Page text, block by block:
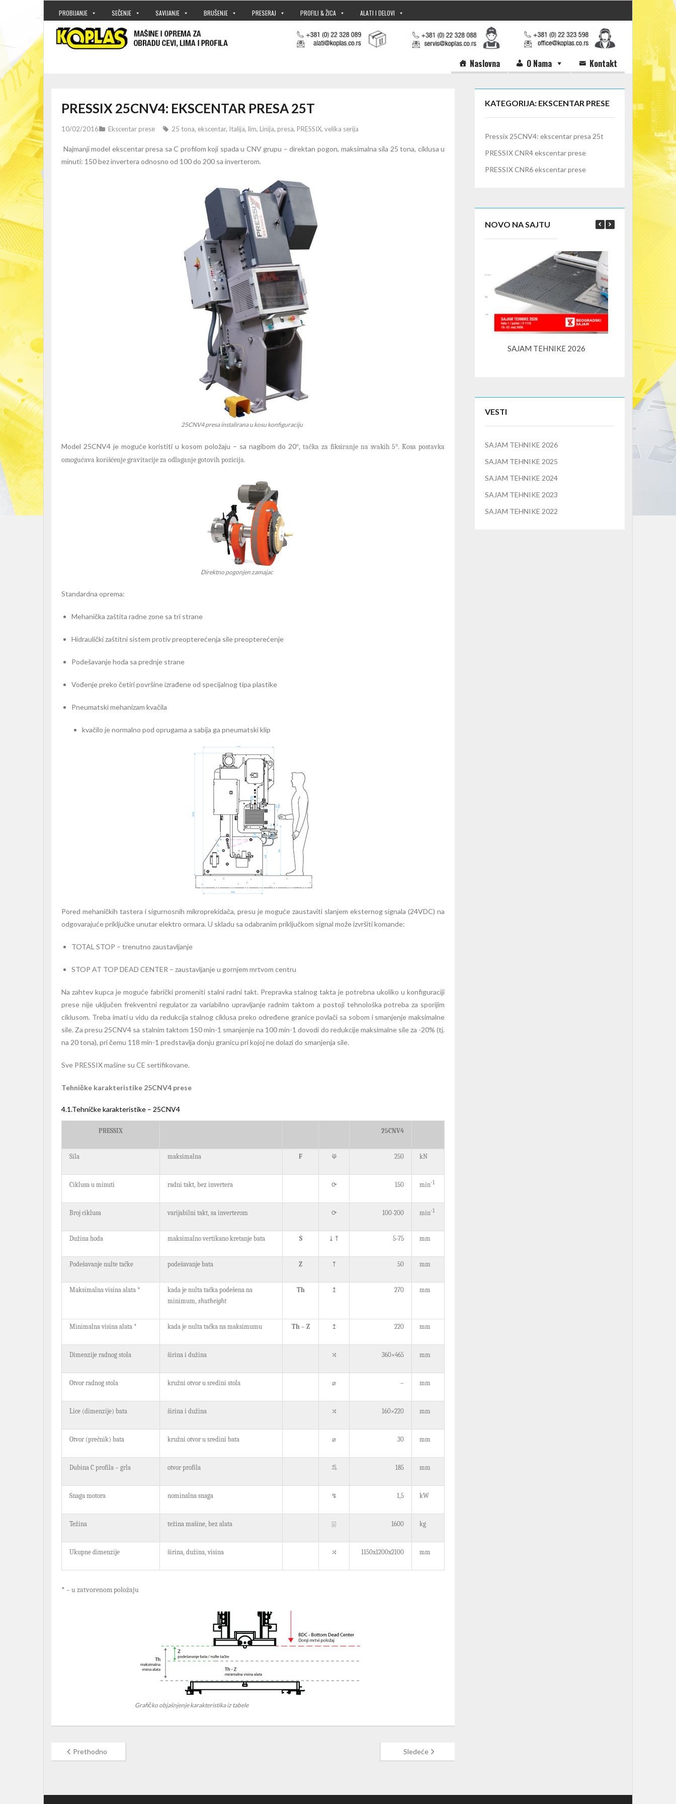
PROBIJANJE SEČENJE SAVIJANJE BRUŠENJE PRESERAJ PROFILI & ŽICA ALATI I DELOVI
Naslovna O Nama Kontakt
PRESSIX 25CNV4: EKSCENTAR PRESA 25T
10/02/2016 Ekscentar prese 25 tona, ekscentar, Italija, lim, Linija, presa, PRESSIX, velika serija
Najmanji model ekscentar presa sa C profilom koji spada u CNV grupu – direktan pogon, maksimalna sila 25 tona, ciklusa u
minuti: 150 bez invertera odnosno od 100 do 200 sa inverterom.
25CNV4 presa instalirana u kosu konfiguraciju
Model 25CNV4 je moguće koristiti u kosom položaju – sa nagibom do 20°,tačka za fiksiranje na svakih 5°. Kosa postavka
omogućava korišćenje gravitacije za odlaganje gotovih pozicija.
Direktno pogonjen zamajac
Standardna oprema:
Mehanička zaštita radne zone sa tri strane
Hidraulički zaštitni sistem protiv preopterećenja silepreopterećenje
Podešavanje hoda sa prednje strane
Vođenje preko četiri površine izrađene od specijalnog tipa plastike
Pneumatski mehanizam kvačila
kvačilo je normalno pod oprugama a sabija ga pneumatski klip
Pored mehaničkih tastera i sigurnosnih mikroprekidača, presu je moguće zaustaviti slanjem eksternog signala (24VDC) na
odgovarajuće priključke unutar elektro ormara. U skladu sa odabranim priključkom signal može izvršiti komande:
TOTAL STOP – trenutno zaustavljanje
STOP AT TOP DEAD CENTER – zaustavljanje u gornjem mrtvom centru
Na zahtev kupca je moguće fabrički promeniti stalni radni takt. Prepravka stalnog takta je potrebna ukoliko u konfiguraciji
prese nije uključen frekventni regulator za variabilno upravljanje radnim taktom a postoji tehnološka potreba za sporijim
ciklusom. Treba imati u vidu da redukcija stalnog ciklusa preko određene granice povlači sa sobom i smanjenje maksimalne
sile. Za presu 25CNV4 sa stalnim taktom 150 min-1 smanjenje na 100 min-1 dovodi do redukcije maksimalne sile za -20% (tj.
na 20 tona), pri čemu 118 min-1 predstavlja donju granicu pri kojoj ne dolazi do smanjenja sile.
Sve PRESSIX mašine su CE sertifikovane.
Tehničke karakteristike 25CNV4 prese
4.1.Tehničke karakteristike – 25CNV4
PRESSIX 25CNV4
Sila maksimalna F ⟱ 250 kN
Ciklusa u minuti radni takt, bez invertera ⟳ 150 min-1
Broj ciklusa varijabilni takt, sa inverterom ⟳ 100-200 min-1
Dužina hoda maksimalno vertikano kretanje bata S ⤓⤒ 5-75 mm
Podešavanje nulte tačke podešavanje bata Z ⤒ 50 mm
Maksimalna visina alata *
kada je nulta tačka podešena na
minimum,shutheight
Th ↥ 270 mm
Minimalna visina alata * kada je nulta tačka na maksimumu Th – Z ↥ 220 mm
Dimenzije radnog stola širina i dužina ⤭ 360×465 mm
Otvor radnog stola kružni otvor u sredini stola ⌀ – mm
Lice (dimenzije) bata širina i dužina ⤭ 160×220 mm
Otvor (prečnik) bata kružni otvor u sredini bata ⌀ 30 mm
Dubina C profila – grla otvor profila ⥹ 185 mm
Snaga motora nominalna snaga ↯ 1,5 kW
Težina težina mašine, bez alata ⍗ 1600 kg
Ukupne dimenzije širina, dužina, visina ⤭ 1150x1200x2100 mm
* –u zatvorenom položaju
Grafičko objašnjenje karakteristika iz tabele
Prethodno Sledeće
KATEGORIJA: EKSCENTAR PRESE
Pressix 25CNV4: ekscentar presa 25t
PRESSIX CNR4 ekscentar prese
PRESSIX CNR6 ekscentar prese
NOVO NA SAJTU
SAJAM TEHNIKE 2026
K3S –
VESTI
SAJAM TEHNIKE 2026
SAJAM TEHNIKE 2025
SAJAM TEHNIKE 2024
SAJAM TEHNIKE 2023
SAJAM TEHNIKE 2022